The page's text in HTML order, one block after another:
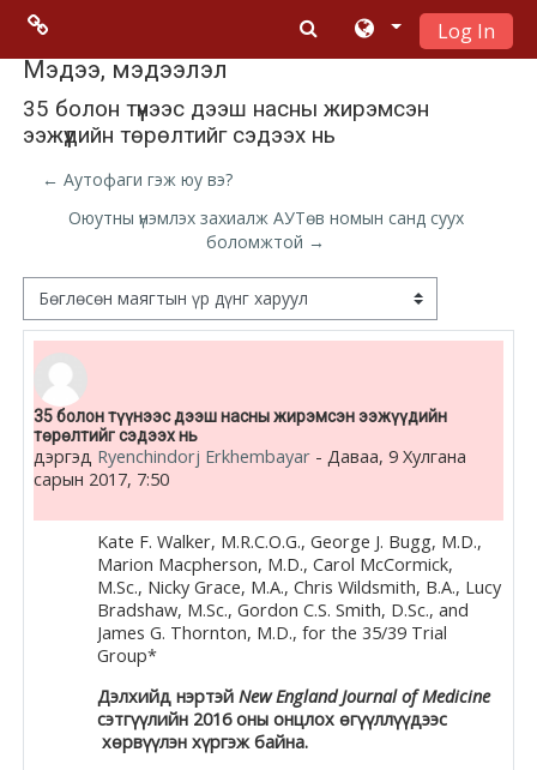
Menu 2
Moodle
community
Moodle
free support
Moodle
development
Moodle
Docs
Moodle.com
жишээ 2
Log In
Мэдээ, мэдээлэл
35 болон түүнээс дээш насны жирэмсэн
ээжүүдийн төрөлтийг сэдээх нь
← Аутофаги гэж юу вэ?
Оюутны үнэмлэх захиалж АУТөв номын санд суух
боломжтой →
Дэлгэцний горим
35 болон түүнээс дээш насны жирэмсэн ээжүүдийн
төрөлтийг сэдээх нь
дэргэд Ryenchindorj Erkhembayar -Даваа, 9 Хулгана
сарын 2017, 7:50
Number of replies: 0
Kate F. Walker, M.R.C.O.G., George J. Bugg, M.D.,
Marion Macpherson, M.D., Carol McCormick,
M.Sc., Nicky Grace, M.A., Chris Wildsmith, B.A., Lucy
Bradshaw, M.Sc., Gordon C.S. Smith, D.Sc., and
James G. Thornton, M.D., for the 35/39 Trial
Group*
Дэлхийд нэртэй New England Journal of Medicine
сэтгүүлийн 2016 оны онцлох өгүүллүүдээс
хөрвүүлэн хүргэж байна.